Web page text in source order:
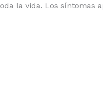
la vida. Los síntomas